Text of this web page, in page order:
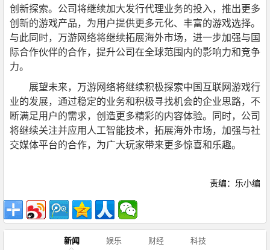
创新探索。公司将继续加大发行代理业务的投入，推出更多
创新的游戏产品，为用户提供更多元化、丰富的游戏选择。
与此同时，万游网络将继续拓展海外市场，进一步加强与国
际合作伙伴的合作，提升公司在全球范围内的影响力和竞争
力。
展望未来，万游网络将继续积极探索中国互联网游戏行
业的发展，通过稳定的业务和积极寻找机会的企业思路，不
断满足用户的需求，创造更多精彩的内容体验。同时，公司
将继续关注并应用人工智能技术，拓展海外市场，加强与社
交媒体平台的合作，为广大玩家带来更多惊喜和乐趣。
责编：乐小编
新闻 娱乐 财经 科技